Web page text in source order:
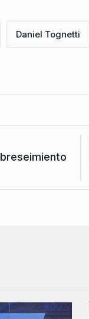
Daniel Tognetti